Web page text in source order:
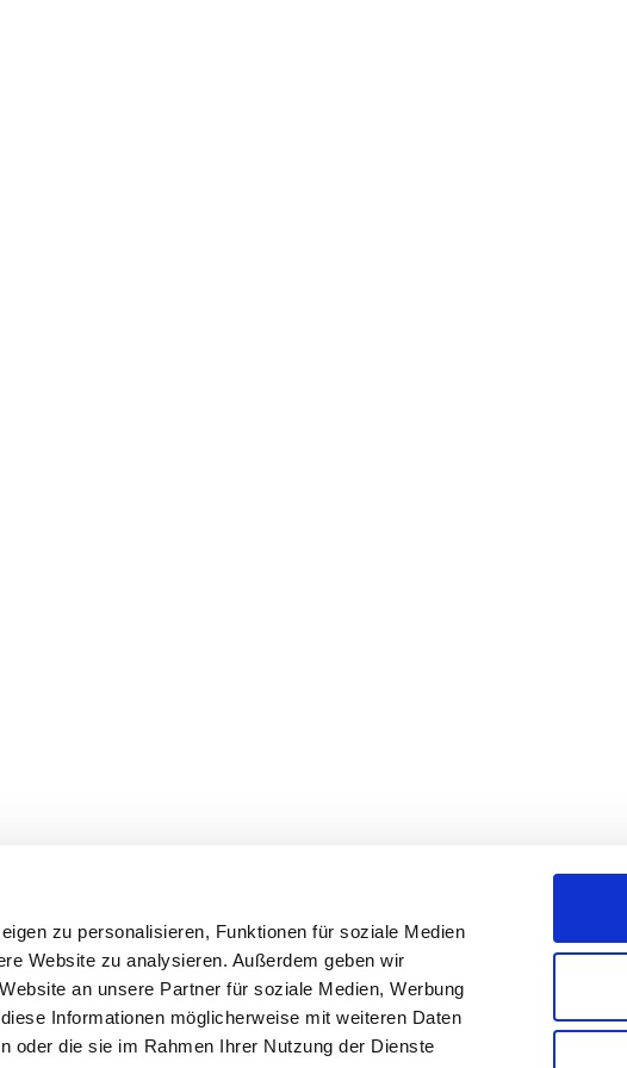
zu personalisieren, Funktionen für soziale Medien
Website zu analysieren. Außerdem geben wir
an unsere Partner für soziale Medien, Werbung
Informationen möglicherweise mit weiteren Daten
oder die sie im Rahmen Ihrer Nutzung der Dienste